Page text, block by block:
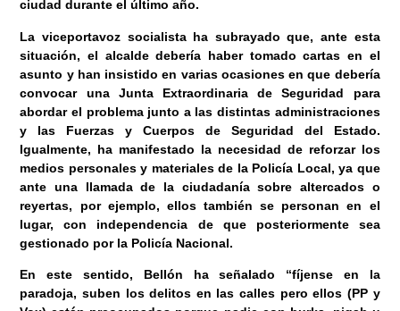
ciudad durante el último año.
La viceportavoz socialista ha subrayado que, ante esta
situación, el alcalde debería haber tomado cartas en el
asunto y han insistido en varias ocasiones en que debería
convocar una Junta Extraordinaria de Seguridad para
abordar el problema junto a las distintas administraciones
y las Fuerzas y Cuerpos de Seguridad del Estado.
Igualmente, ha manifestado la necesidad de reforzar los
medios personales y materiales de la Policía Local, ya que
ante una llamada de la ciudadanía sobre altercados o
reyertas, por ejemplo, ellos también se personan en el
lugar, con independencia de que posteriormente sea
gestionado por la Policía Nacional.
En este sentido, Bellón ha señalado “fíjense en la
paradoja, suben los delitos en las calles pero ellos (PP y